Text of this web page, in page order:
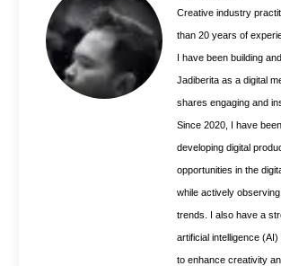
k
e
s
t
p
p
Creative industry
than 20 years of
I have been building
Jadiberita as a digital
shares engaging and
Since 2020, I have
developing digital
opportunities in the
while actively
trends. I also have a
artificial intelligence
to enhance creativity